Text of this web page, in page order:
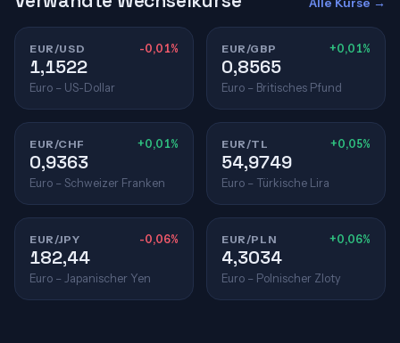
EUR/USD -0,01%
1,1522
Euro – US-Dollar
EUR/GBP +0,01%
0,8565
Euro – Britisches Pfund
EUR/CHF +0,01%
0,9363
Euro – Schweizer Franken
EUR/TL +0,05%
54,9749
Euro – Türkische Lira
EUR/JPY -0,06%
182,44
Euro – Japanischer Yen
EUR/PLN +0,06%
4,3034
Euro – Polnischer Zloty